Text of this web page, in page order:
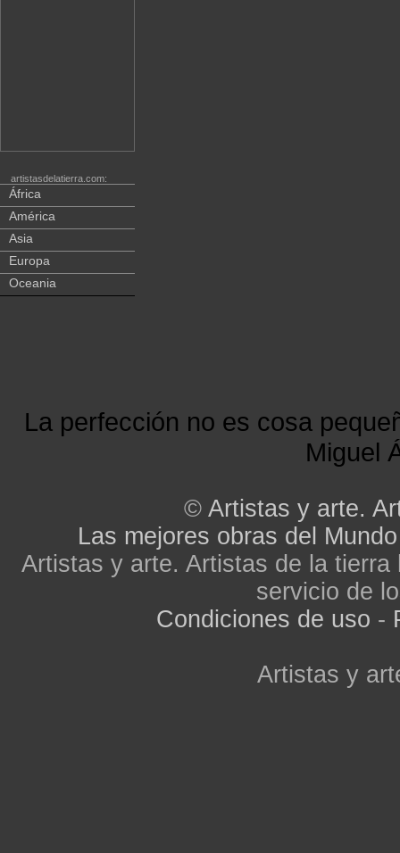
artistasdelatierra.com:
África
América
Asia
Europa
Oceania
La perfección no es cosa
Miguel
© Artistas y arte.
Las mejores obras del Mundo
Artistas y arte. Artistas de la
servicio de
Condiciones de uso -
Artistas y